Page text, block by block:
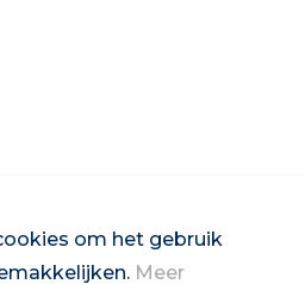
om het gebruik
Meer